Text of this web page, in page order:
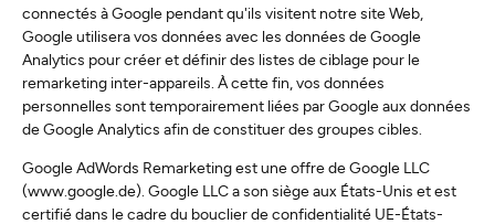
connectés à Google pendant qu'ils visitent notre site Web,
Google utilisera vos données avec les données de Google
Analytics pour créer et définir des listes de ciblage pour le
remarketing inter-appareils. À cette fin, vos données
personnelles sont temporairement liées par Google aux données
de Google Analytics afin de constituer des groupes cibles.
Google AdWords Remarketing est une offre de Google LLC
(www.google.de). Google LLC a son siège aux États-Unis et est
certifié dans le cadre du bouclier de confidentialité UE-États-